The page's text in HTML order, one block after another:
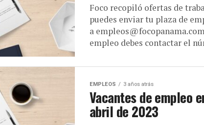
Foco recopiló ofertas de
puedes enviar tu plaza de
a
empleo debes contactar el
EMPLEOS 3 años atrás
Vacantes de empleo
abril de 2023